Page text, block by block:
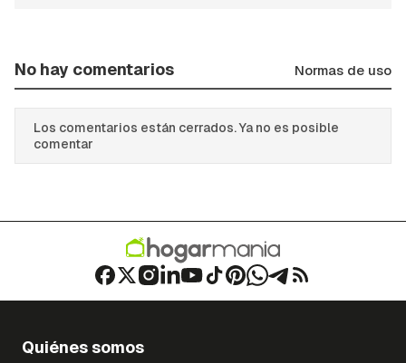
No hay comentarios Normas de uso
Los comentarios están cerrados. Ya no es posible
comentar
Quiénes somos